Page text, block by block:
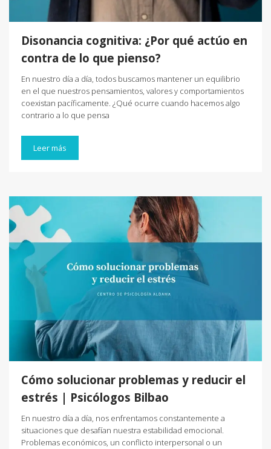
Disonancia cognitiva: ¿Por qué actúo en
contra de lo que pienso?
En nuestro día a día, todos buscamos mantener un equilibrio
en el que nuestros pensamientos, valores y comportamientos
coexistan pacíficamente. ¿Qué ocurre cuando hacemos algo
contrario a lo que pensa
Leer más
Cómo solucionar problemas y reducir el
estrés | Psicólogos Bilbao
En nuestro día a día, nos enfrentamos constantemente a
situaciones que desafían nuestra estabilidad emocional.
Problemas económicos, un conflicto interpersonal o un